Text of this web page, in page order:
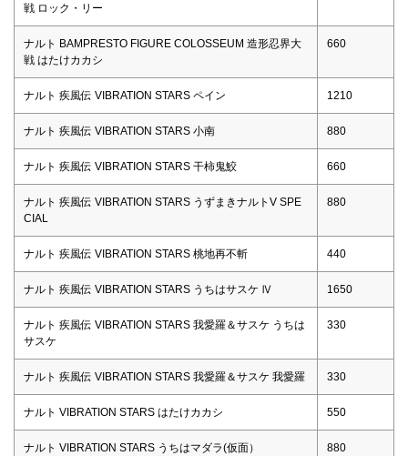
戦 ロック・リー
ナルト BAMPRESTO FIGURE COLOSSEUM 造形忍界大
戦 はたけカカシ
660
ナルト 疾風伝 VIBRATION STARS ペイン 1210
ナルト 疾風伝 VIBRATION STARS 小南 880
ナルト 疾風伝 VIBRATION STARS 干柿鬼鮫 660
ナルト 疾風伝 VIBRATION STARS うずまきナルトV SPE
CIAL
880
ナルト 疾風伝 VIBRATION STARS 桃地再不斬 440
ナルト 疾風伝 VIBRATION STARS うちはサスケ Ⅳ 1650
ナルト 疾風伝 VIBRATION STARS 我愛羅＆サスケ うちは
サスケ
330
ナルト 疾風伝 VIBRATION STARS 我愛羅＆サスケ 我愛羅 330
ナルト VIBRATION STARS はたけカカシ 550
ナルト VIBRATION STARS うちはマダラ(仮面） 880